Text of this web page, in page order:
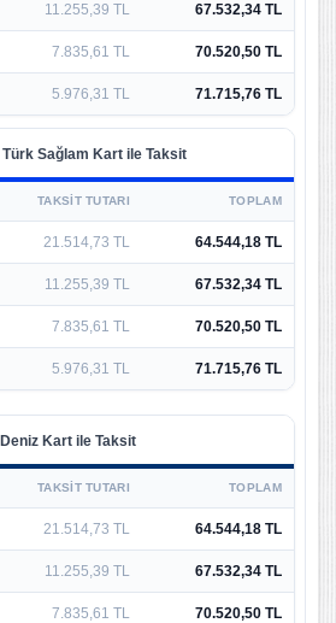
11.255,39 TL 67.532,34 TL
7.835,61 TL 70.520,50 TL
5.976,31 TL 71.715,76 TL
Sağlam Kart ile Taksit
TAKSIT TUTARI TOPLAM
21.514,73 TL 64.544,18 TL
11.255,39 TL 67.532,34 TL
7.835,61 TL 70.520,50 TL
5.976,31 TL 71.715,76 TL
Deniz Kart ile Taksit
TAKSIT TUTARI TOPLAM
21.514,73 TL 64.544,18 TL
11.255,39 TL 67.532,34 TL
7.835,61 TL 70.520,50 TL